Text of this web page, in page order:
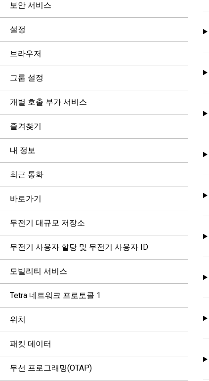
보안 서비스
설정
브라우저
그룹 설정
개별 호출 부가 서비스
즐겨찾기
내 정보
최근 통화
바로가기
무전기 대규모 저장소
무전기 사용자 할당 및 무전기 사용자 ID
모빌리티 서비스
Tetra 네트워크 프로토콜 1
위치
패킷 데이터
무선 프로그래밍(OTAP)